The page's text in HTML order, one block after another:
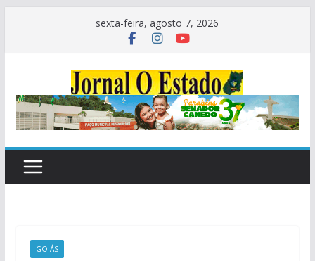
sexta-feira, agosto 7, 2026
GOIÁS